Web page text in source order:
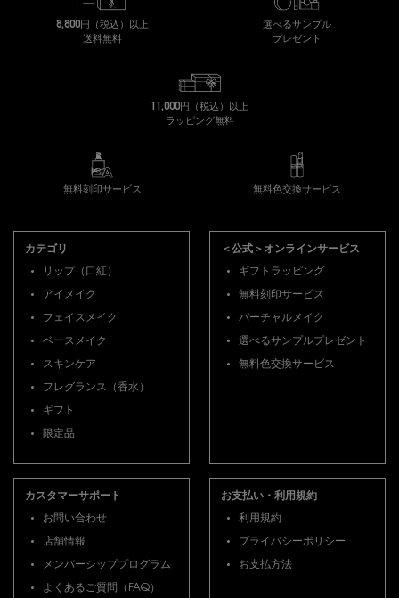
8,800円（税込）以上
送料無料
選べるサンプル
プレゼント
11,000円（税込）以上
ラッピング無料
無料刻印サービス 無料色交換サービス
カテゴリ
リップ（口紅）
アイメイク
フェイスメイク
ベースメイク
スキンケア
フレグランス（香水）
ギフト
限定品
＜公式＞オンラインサービス
ギフトラッピング
無料刻印サービス
バーチャルメイク
選べるサンプルプレゼント
無料色交換サービス
カスタマーサポート
お問い合わせ
店舗情報
メンバーシッププログラム
よくあるご質問（FAQ）
お支払い・利用規約
利用規約
プライバシーポリシー
お支払方法